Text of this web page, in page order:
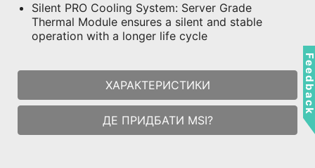
Silent PRO Cooling System: Server Grade
Thermal Module ensures a silent and stable
operation with a longer life cycle
ХАРАКТЕРИСТИКИ
ДЕ ПРИДБАТИ MSI?